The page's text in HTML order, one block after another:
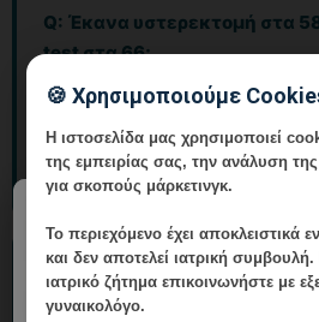
Q: Έκανα υστερεκτομή στα
test στα 66;
Εξαρτάται. Αν η υστερεκτομή
ιστορικό CIN, δεν χρειάζεστε
τράχηλο ή είχατε ιστορικό CIN,
Q: Ο γιατρός μου μου είπε να
στα 65 αλλά δεν ξέρω αν έχω
🍪 Χρησιμοποιούμε
Η ιστοσελίδα μας χρησιμοποιεί
της εμπειρίας σας, την ανάλυση
για σκοπούς μάρκετινγκ.
Το περιεχόμενο έχειαποκλειστικά
και δεν αποτελεί ιατρική
ιατρικό ζήτημα επικοινωνήστε με
γυναικολόγο.